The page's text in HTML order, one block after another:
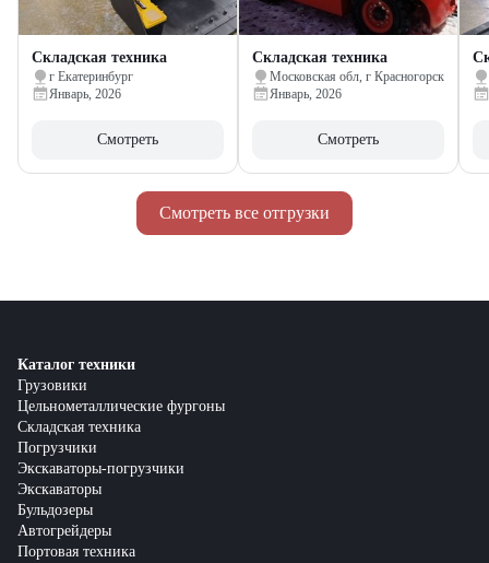
Смотреть все отгрузки
Складская техника
г Екатеринбург
Январь, 2026
Смотреть
Складская техника
Московская обл, г Красногорск
Январь, 2026
Смотреть
Каталог техники
Грузовики
Цельнометаллические фургоны
Складская техника
Погрузчики
Экскаваторы-погрузчики
Экскаваторы
Бульдозеры
Автогрейдеры
Портовая техника